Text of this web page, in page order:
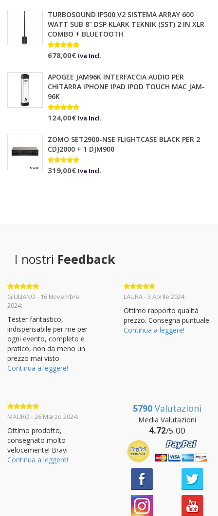
TURBOSOUND IP500 V2 SISTEMA ARRAY 600
WATT SUB 8" DSP KLARK TEKNIK (SST) 2 IN XLR
COMBO + BLUETOOTH
Valutato 10.00su 5
678,00€ Iva Incl.
APOGEE JAM96K INTERFACCIA AUDIO PER
CHITARRA IPHONE IPAD IPOD TOUCH MAC JAM-
96K
Valutato
5.00su 5
124,00€ Iva Incl.
ZOMO SET2900-NSE FLIGHTCASE BLACK PER 2
CDJ2000 + 1 DJM900
Valutato
5.00su 5
319,00€ Iva Incl.
I nostri Feedback
Valutato 5
su 5
GIULIANO - 16 Novembre
2024:
Tester fantastico,
indispensabile per me per
ogni evento, completo e
pratico, non da meno un
prezzo mai visto
Continua a leggere!
Valutato 5
LAURA - 3 Aprile 2024:
Ottimo rapporto qualità
prezzo. Consegna puntuale
Continua a leggere!
Valutato5
MAURO - 26 Marzo 2024:
Ottimo prodotto,
consegnato molto
velocemente! Bravi
Continua a leggere!
5790 Valutazioni
Media Valutazioni
4.72/5.00